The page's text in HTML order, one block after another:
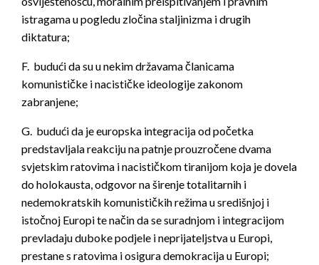
istragama u pogledu zločina staljinizma i drugih
diktatura;
F. budući da su u nekim državama članicama
komunističke i nacističke ideologije zakonom
zabranjene;
G. budući da je europska integracija od početka
predstavljala reakciju na patnje prouzročene dvama
svjetskim ratovima i nacističkom tiranijom koja je dovela
do holokausta, odgovor na širenje totalitarnih i
nedemokratskih komunističkih režima u središnjoj i
istočnoj Europi te način da se suradnjom i integracijom
prevladaju duboke podjele i neprijateljstva u Europi,
prestane s ratovima i osigura demokracija u Europi;